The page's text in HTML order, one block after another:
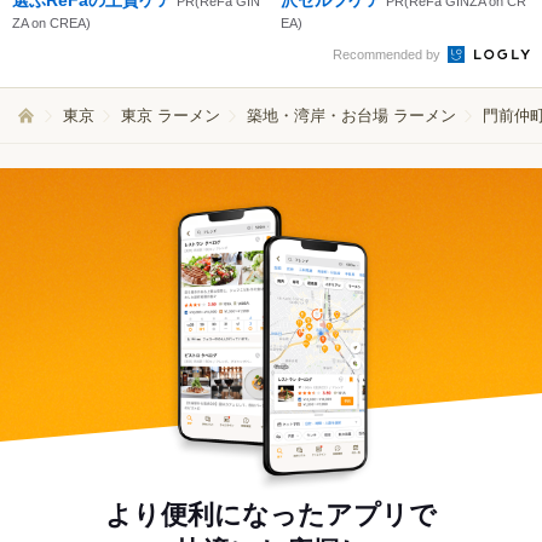
ZA on CREA)
EA)
Recommended by
東京 東京 ラーメン 築地・湾岸・お台場 ラーメン 門前仲
より便利になったアプリで